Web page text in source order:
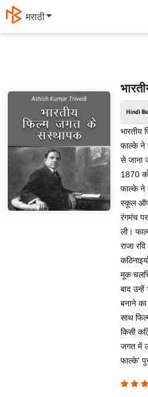
मराठी
Hindi
भारतीय
फाल्के ने
से जाना
1870
फाल्के ने
स्कूल ऑफ
रंगमंच
ली।
राजा
मूक
बाद उन्हें
बनाने
साथ
किसी
जगत में
फाल्के'